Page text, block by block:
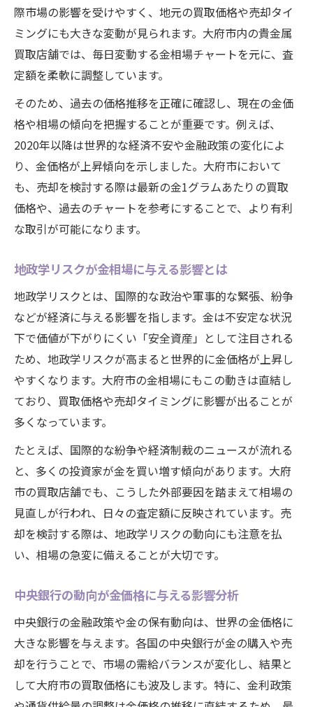
際市場の影響を受けやすく、地元の買取価格や売却タイ
ミングにも大きな変動が見られます。大府市内の貴金属
買取店舗では、毎日変動する金相場チャートを元に、査
定額を柔軟に調整しています。
そのため、過去の価格推移を正確に確認し、現在の金価
格や相場の傾向を把握することが重要です。例えば、
2020年以降は世界的な経済不安や金融政策の変化によ
り、金価格が上昇傾向を示しました。大府市において
も、売却を検討する際は最新の金1グラムあたりの買取
価格や、過去のチャートを参考にすることで、より有利
な取引が可能になります。
地政学リスクが金相場に与える影響とは
地政学リスクとは、国際的な政治や軍事的な緊張、紛争
などが経済に与える影響を指します。金は不安定な状況
下で価値が下がりにくい「安全資産」として注目される
ため、地政学リスクが高まると世界的に金価格が上昇し
やすくなります。大府市の金相場にもこの動きは直結し
ており、買取価格や売却タイミングに影響が出ることが
多くなっています。
たとえば、国際的な紛争や経済制裁のニュースが流れる
と、多くの投資家が金を買い増す傾向があります。大府
市の買取店舗でも、こうした外部要因を踏まえて相場の
見直しが行われ、日々の査定額に反映されています。売
却を検討する際は、地政学リスクの動向にも注意を払
い、相場の急変に備えることが大切です。
中央銀行の動向が金価格に与える影響分析
中央銀行の金融政策や金の保有動向は、世界の金価格に
大きな影響を与えます。各国の中央銀行が金の購入や売
却を行うことで、市場の需給バランスが変化し、結果と
して大府市の買取価格にも波及します。特に、金利政策